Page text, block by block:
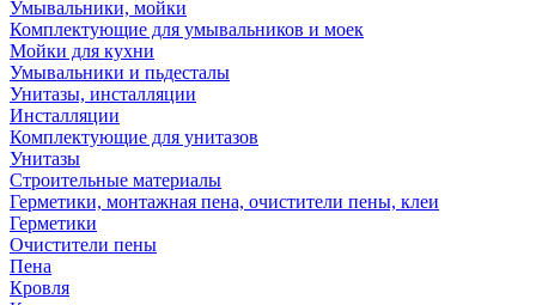
Умывальники, мойки
Комплектующие для умывальников и моек
Мойки для кухни
Умывальники и пьдесталы
Унитазы, инсталляции
Инсталляции
Комплектующие для унитазов
Унитазы
Строительные материалы
Герметики, монтажная пена, очистители пены, клеи
Герметики
Очистители пены
Пена
Кровля